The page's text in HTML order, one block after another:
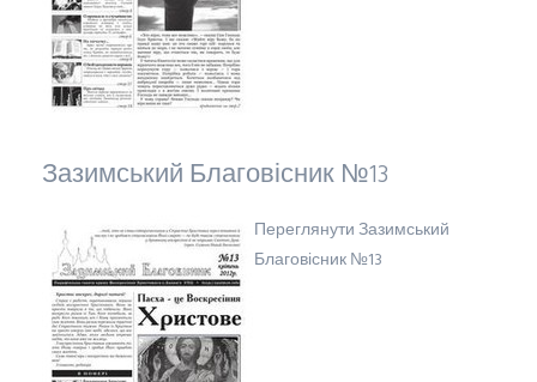
Зазимський Благовісник №13
Переглянути Зазимський
Благовісник №13